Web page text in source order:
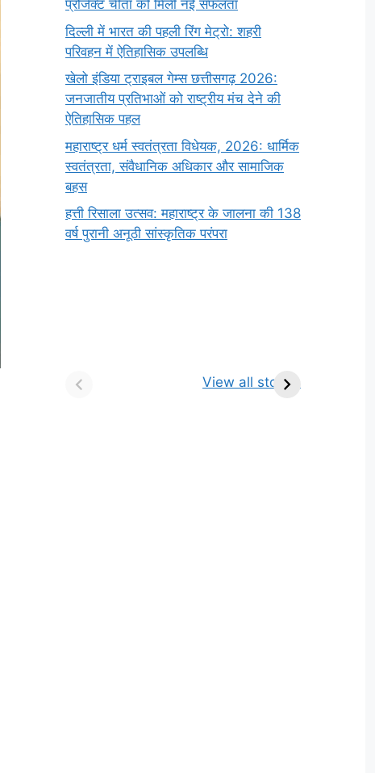
प्रोजेक्ट चीता को मिली नई सफलता
दिल्ली में भारत की पहली रिंग मेट्रो: शहरी
परिवहन में ऐतिहासिक उपलब्धि
खेलो इंडिया ट्राइबल गेम्स छत्तीसगढ़ 2026:
जनजातीय प्रतिभाओं को राष्ट्रीय मंच देने की
ऐतिहासिक पहल
महाराष्ट्र धर्म स्वतंत्रता विधेयक, 2026: धार्मिक
स्वतंत्रता, संवैधानिक अधिकार और सामाजिक
बहस
हत्ती रिसाला उत्सव: महाराष्ट्र के जालना की 138
वर्ष पुरानी अनूठी सांस्कृतिक परंपरा
View all stories
किसे कहते है? परिभाषा,
ज्योतिर्लिंग | नाम, स्थान एवं